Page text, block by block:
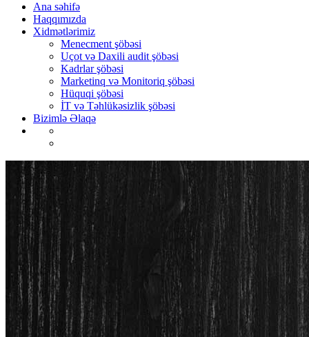
Ana səhifə
Haqqımızda
Xidmətlərimiz
Menecment şöbəsi
Uçot və Daxili audit şöbəsi
Kadrlar şöbəsi
Marketinq və Monitoriq şöbəsi
Hüquqi şöbəsi
İT və Təhlükəsizlik şöbəsi
Bizimlə Əlaqə